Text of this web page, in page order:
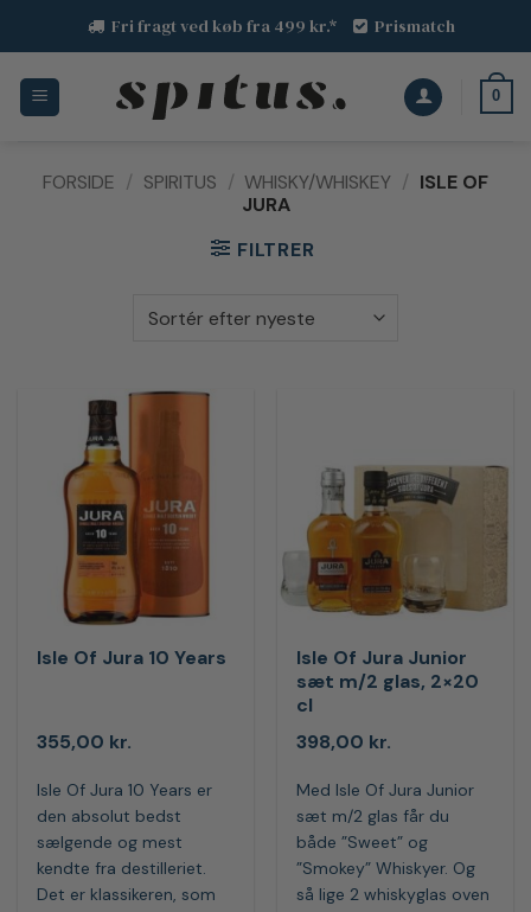
indhold
Fri fragt ved køb fra 499 kr.* Prismatch
0
FORSIDE / SPIRITUS / WHISKY/WHISKEY / ISLE OF
JURA
FILTRER
Isle Of Jura 10 Years
355,00 kr.
Isle Of Jura 10 Years er
den absolut bedst
sælgende og mest
kendte fra destilleriet.
Det er klassikeren, som
Isle Of Jura Junior
sæt m/2 glas, 2×20
cl
398,00 kr.
Med Isle Of Jura Junior
sæt m/2 glas får du
både ”Sweet” og
”Smokey” Whiskyer. Og
så lige 2 whiskyglas oven